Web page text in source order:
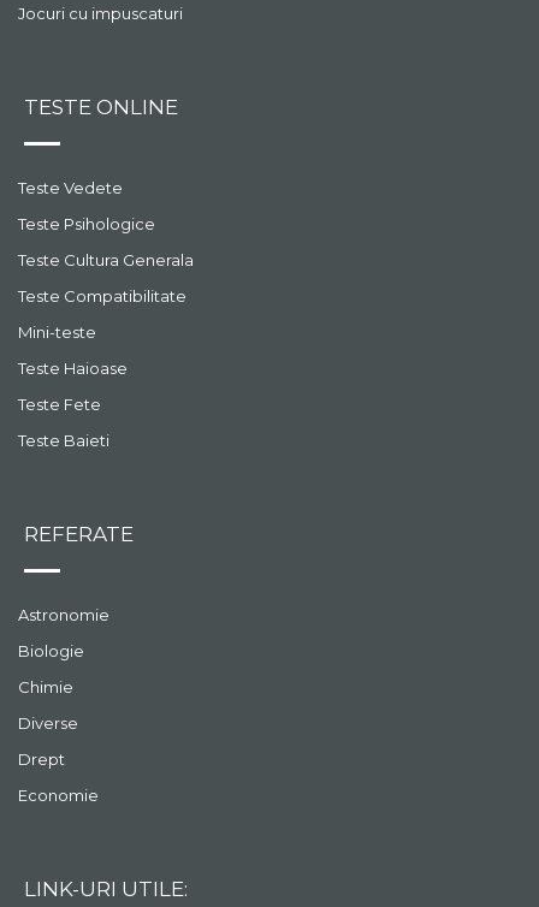
Jocuri cu impuscaturi
TESTE ONLINE
Teste Vedete
Teste Psihologice
Teste Cultura Generala
Teste Compatibilitate
Mini-teste
Teste Haioase
Teste Fete
Teste Baieti
REFERATE
Astronomie
Biologie
Chimie
Diverse
Drept
Economie
LINK-URI UTILE: